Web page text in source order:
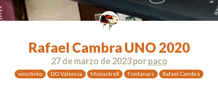
Rafael Cambra UNO 2020
27 de marzo de 2023porpaco
vino tinto DO Valencia Monastrell Fontanars Rafael Cambra